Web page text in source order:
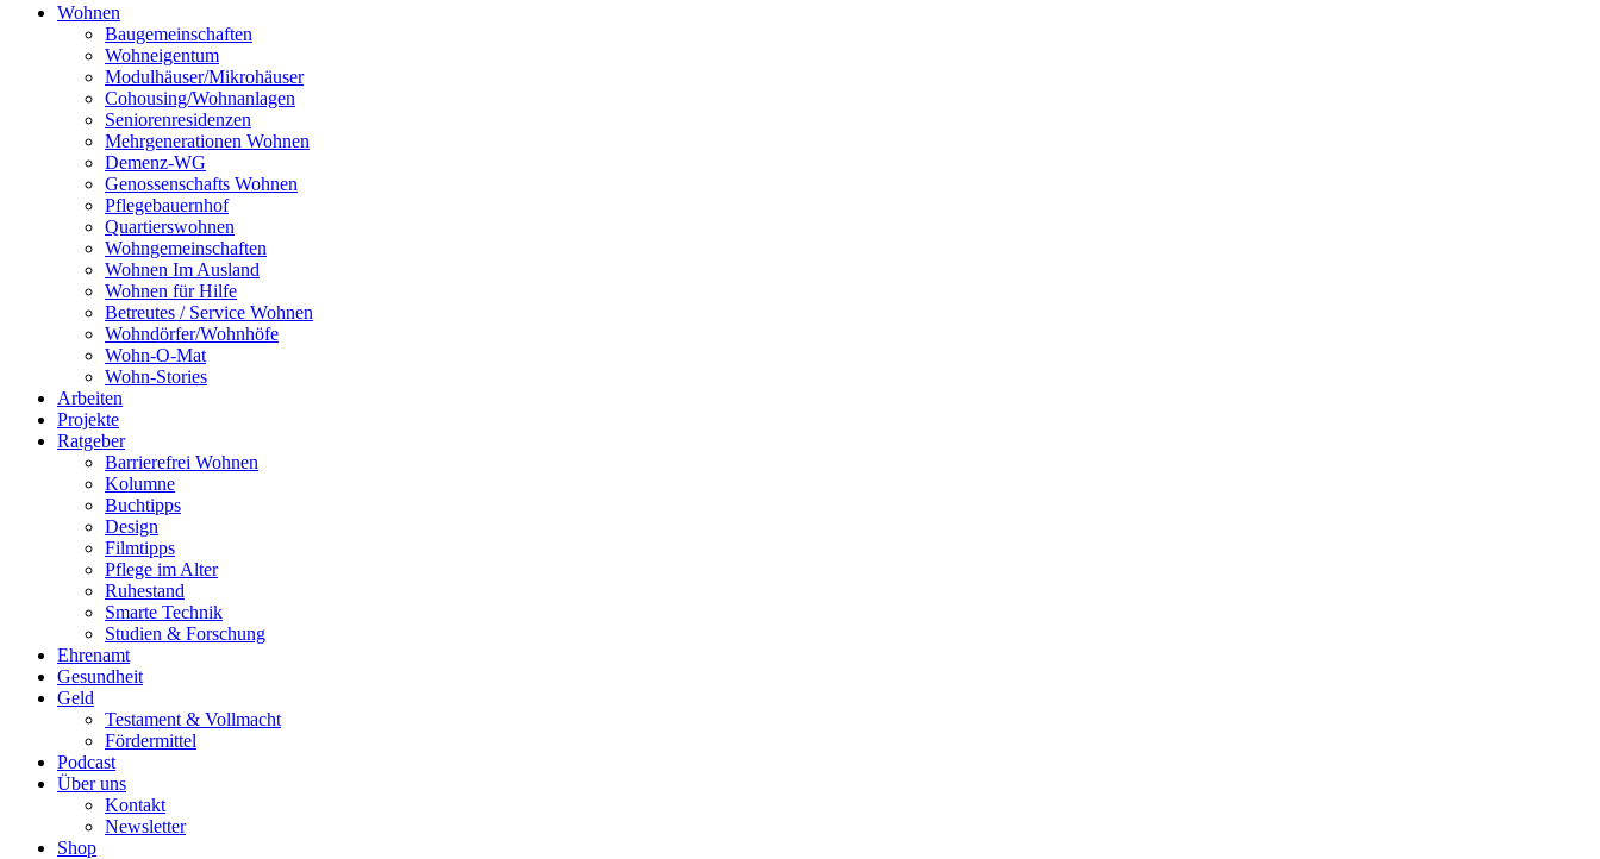
Wohnen
Baugemeinschaften
Wohneigentum
Modulhäuser/Mikrohäuser
Cohousing/Wohnanlagen
Seniorenresidenzen
Mehrgenerationen Wohnen
Demenz-WG
Genossenschafts Wohnen
Pflegebauernhof
Quartierswohnen
Wohngemeinschaften
Wohnen Im Ausland
Wohnen für Hilfe
Betreutes / Service Wohnen
Wohndörfer/Wohnhöfe
Wohn-O-Mat
Wohn-Stories
Arbeiten
Projekte
Ratgeber
Barrierefrei Wohnen
Kolumne
Buchtipps
Design
Filmtipps
Pflege im Alter
Ruhestand
Smarte Technik
Studien & Forschung
Ehrenamt
Gesundheit
Geld
Testament & Vollmacht
Fördermittel
Podcast
Über uns
Kontakt
Newsletter
Shop